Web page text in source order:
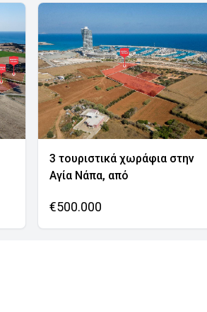
3 τουριστικά χωράφια στην
Αγία Νάπα, από
€500.000